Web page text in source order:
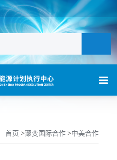
首页 >聚变国际合作>中美合作